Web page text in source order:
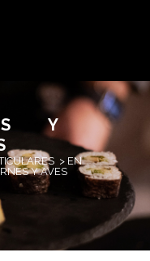
Y
> EN
Y AVES